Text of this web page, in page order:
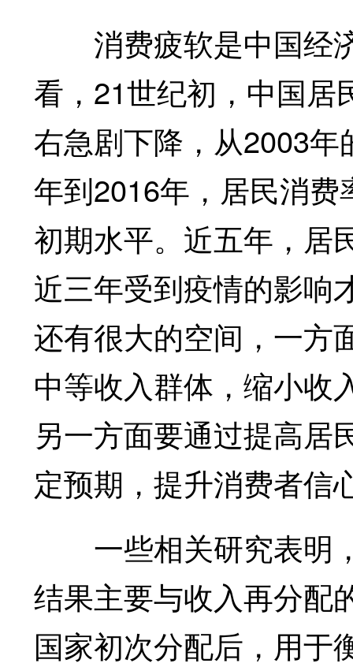
消费疲软是中国经
看，21世纪初，中国居
右急剧下降，从2003
年到2016年，居民消
初期水平。近五年，居
近三年受到疫情的影响
还有很大的空间，一方
中等收入群体，缩小收
另一方面要通过提高居
定预期，提升消费者信
一些相关研究表明
结果主要与收入再分配
国家初次分配后，用于